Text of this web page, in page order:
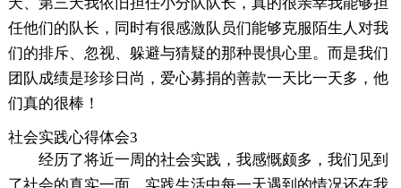
任他们的队长，同时有很感激队员们能够克服陌生人对我
们的排斥、忽视、躲避与猜疑的那种畏惧心里。而是我们
团队成绩是珍珍日尚，爱心募捐的善款一天比一天多，他
们真的很棒！
社会实践心得体会3
经历了将近一周的社会实践，我感慨颇多，我们见到